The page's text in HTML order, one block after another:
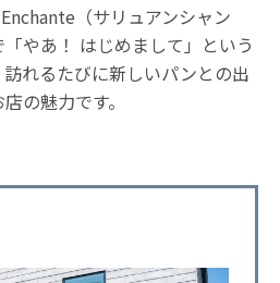
（サリュアンシャン
やあ！ はじめまして」という
れるたびに新しいパンとの出
の魅力です。